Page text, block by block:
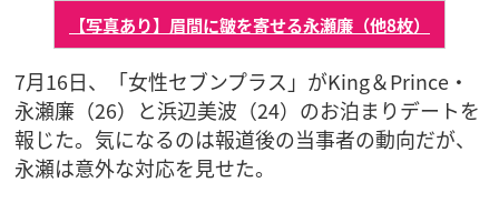
【写真あり】眉間に皺を寄せる永瀬廉（他8枚）
7月16日、「女性セブンプラス」がKing＆Prince・
永瀬廉（26）と浜辺美波（24）のお泊まりデートを
報じた。気になるのは報道後の当事者の動向だが、
永瀬は意外な対応を見せた。